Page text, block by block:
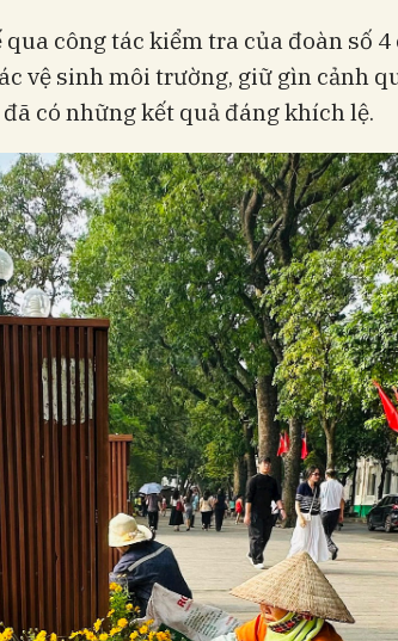
công tác kiểm tra của đoàn số 4
vệ sinh môi trường, giữ gìn cảnh
có những kết quả đáng khích lệ.